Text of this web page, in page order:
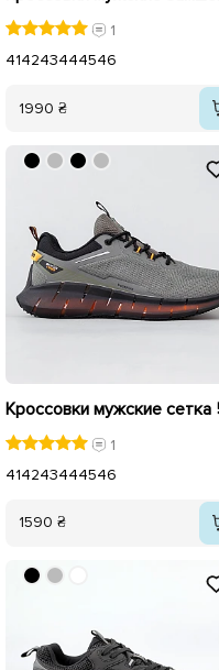
1
414243444546
1990 ₴
1
414243444546
1590 ₴